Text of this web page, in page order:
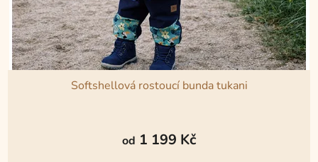
Softshellová rostoucí bunda tukani
hodnocení
od 1 199 Kč